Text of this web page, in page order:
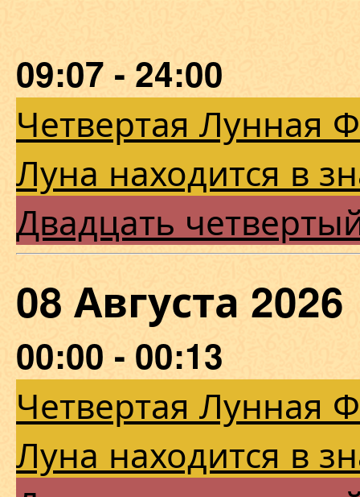
09:07 - 24:00
Четвертая Лунная
Луна находится в
Двадцать
08 Августа
00:00 - 00:13
Четвертая Лунная
Луна находится в